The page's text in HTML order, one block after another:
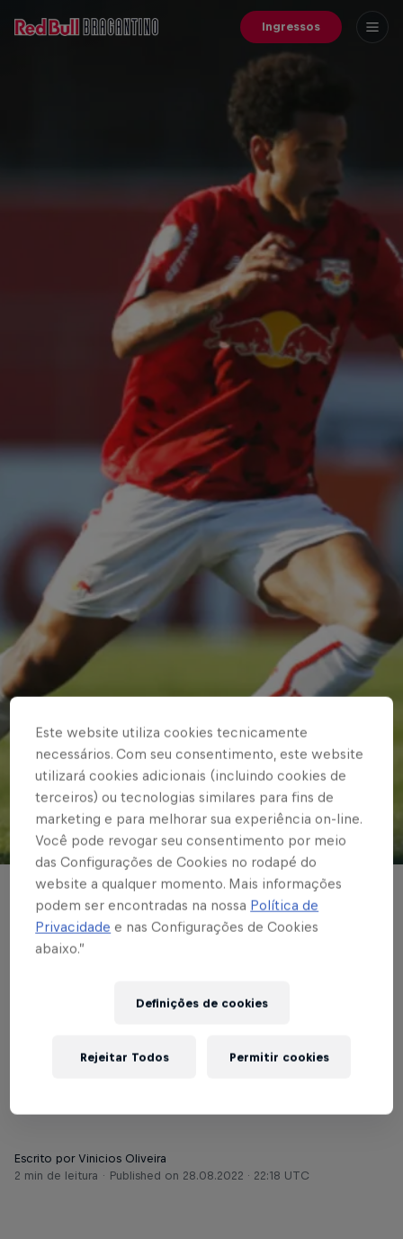
Ingressos
© Red Bull Bragantino
BRASILEIRÃO
Em São Paulo, Red Bull
Corinthians em duelo
importante do
Escrito por Vinicios Oliveira
2 min de leitura
Published on 28.08.2022 · 22:18 UTC
Este website utiliza cookies tecnicamente
necessários. Com seu consentimento, este website
utilizará cookies adicionais (incluindo cookies de
terceiros) ou tecnologias similares para fins de
marketing e para melhorar sua experiência on-line.
Você pode revogar seu consentimento por meio
das Configurações de Cookies no rodapé do
website a qualquer momento. Mais informações
podem ser encontradas na nossa Política de
Privacidade e nas Configurações de Cookies
abaixo.”
Definições de cookies
Rejeitar Todos Permitir cookies